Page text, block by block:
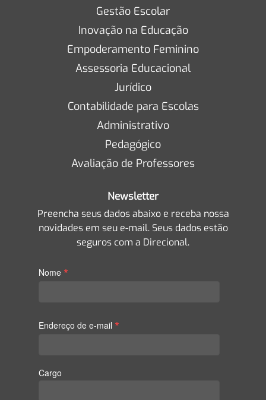
Gestão Escolar
Inovação na Educação
Empoderamento Feminino
Assessoria Educacional
Jurídico
Contabilidade para Escolas
Administrativo
Pedagógico
Avaliação de Professores
Newsletter
Preencha seus dados abaixo e receba nossa
novidades em seu e-mail. Seus dados estão
seguros com a Direcional.
Nome *
Endereço de e-mail *
Cargo